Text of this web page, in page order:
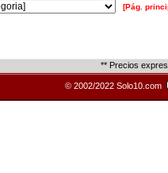
[Pág.
** Precios
© 2002/2022 Solo10.com